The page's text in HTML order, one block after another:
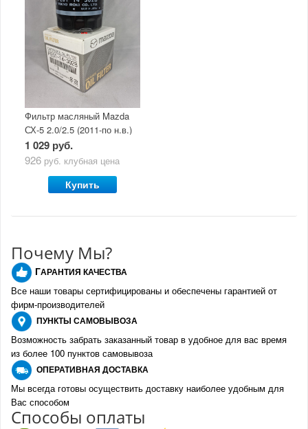
Фильтр масляный Mazda
СХ-5 2.0/2.5 (2011-по н.в.)
1 029 руб.
926 руб. клубная цена
Купить
Почему Мы?
ГАРАНТИЯ КАЧЕСТВА
Все наши товары сертифицированы и обеспечены гарантией от
фирм-производителей
ПУНКТЫ САМОВЫВОЗА
Возможность забрать заказанный товар в удобное для вас время
из более 100 пунктов самовывоза
ОПЕРАТИВНАЯ ДОСТАВКА
Мы всегда готовы осуществить доставку наиболее удобным для
Вас способом
Способы оплаты